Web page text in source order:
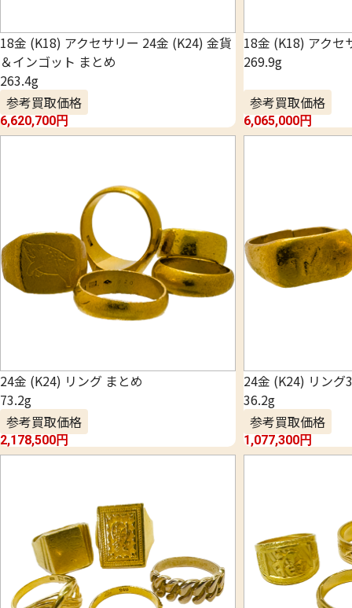
18金 (K18) アクセサリー 24金 (K24) 金貨
＆インゴット まとめ
263.4g
参考買取価格
6,620,700円
18金 (K18) アクセ
269.9g
参考買取価格
6,065,000円
24金 (K24) リング まとめ
73.2g
参考買取価格
2,178,500円
24金 (K24) リング
36.2g
参考買取価格
1,077,300円